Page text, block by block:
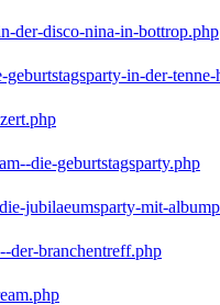
der-disco-nina-in-bottrop.php
in-der-tenne-
die-geburtstagsparty.php
jubilaeumsparty-mit-
der-branchentreff.php